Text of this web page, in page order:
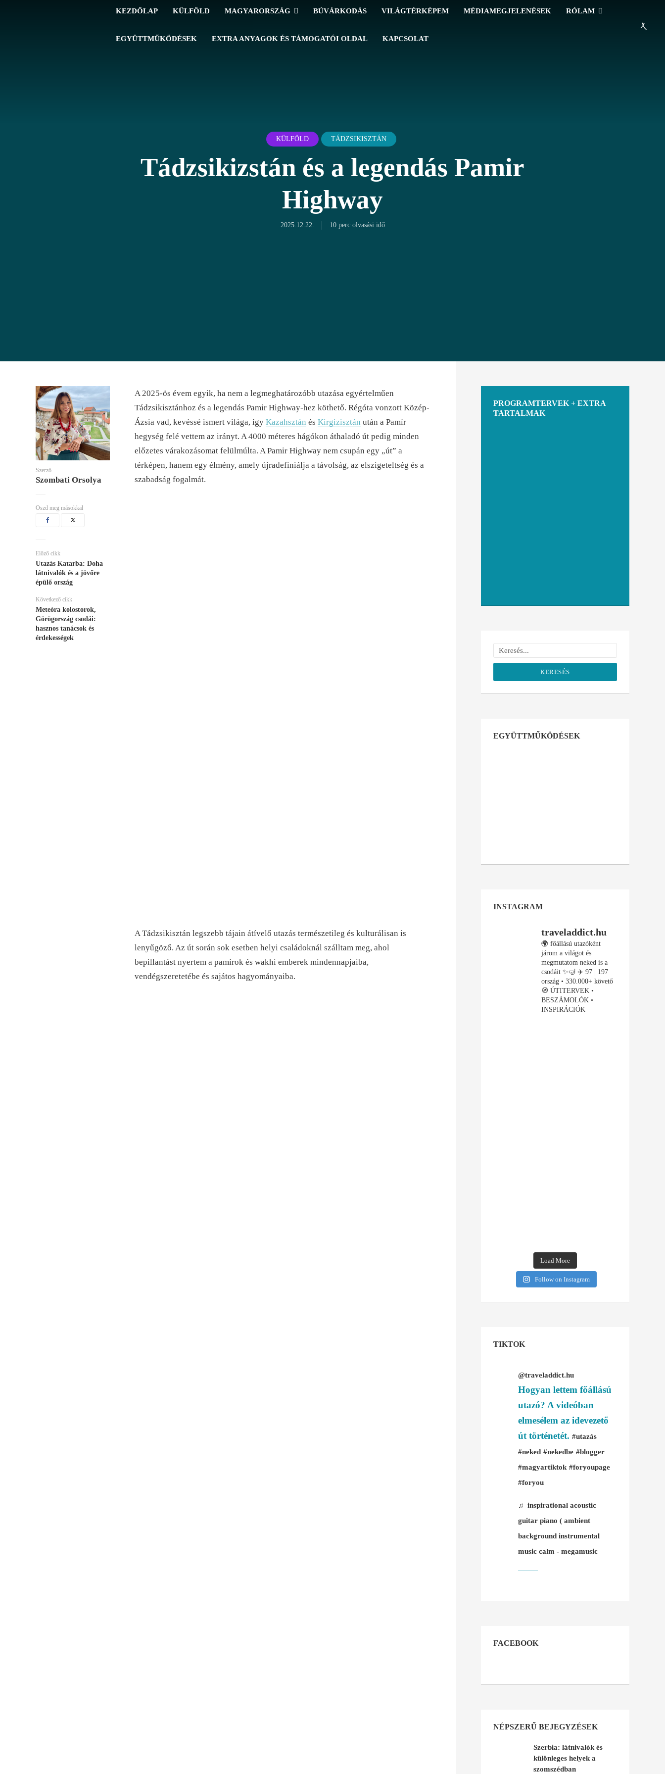
KEZDŐLAP KÜLFÖLD MAGYARORSZÁG BÚVÁRKODÁS VILÁGTÉRKÉPEM MÉDIAMEGJELENÉSEK RÓLAM
EGYÜTTMŰKÖDÉSEK EXTRA ANYAGOK ÉS TÁMOGATÓI OLDAL KAPCSOLAT
KÜLFÖLD TÁDZSIKISZTÁN
Tádzsikizstán és a legendás Pamir
Highway
2025.12.22. 10 perc olvasási idő
Szerző
Szombati Orsolya
Oszd meg másokkal
Előző cikk
Utazás Katarba: Doha
látnivalók és a jövőre
épülő ország
Következő cikk
Meteóra kolostorok,
Görögország csodái:
hasznos tanácsok és
érdekességek
A 2025-ös évem egyik, ha nem a legmeghatározóbb utazása egyértelműen
Tádzsikisztánhoz és a legendás Pamir Highway-hez köthető. Régóta vonzott Közép-
Ázsia vad, kevéssé ismert világa, így Kazahsztán és Kirgizisztán után a Pamír
hegység felé vettem az irányt. A 4000 méteres hágókon áthaladó út pedig minden
előzetes várakozásomat felülmúlta. A Pamir Highway nem csupán egy „út” a
térképen, hanem egy élmény, amely újradefiniálja a távolság, az elszigeteltség és a
szabadság fogalmát.
A Tádzsikisztán legszebb tájain átívelő utazás természetileg és kulturálisan is
lenyűgöző. Az út során sok esetben helyi családoknál szálltam meg, ahol
bepillantást nyertem a pamírok és wakhi emberek mindennapjaiba,
vendégszeretetébe és sajátos hagyományaiba.
PROGRAMTERVEK + EXTRA
TARTALMAK
KERESÉS
EGYÜTTMŰKÖDÉSEK
INSTAGRAM
traveladdict.hu
🌍 főállású utazóként
járom a világot és
megmutatom neked is a
csodáit ✨🤿 ✈️ 97 | 197
ország • 330.000+ követő
🧭 ÚTITERVEK •
BESZÁMOLÓK •
INSPIRÁCIÓK
Load More
Follow on Instagram
TIKTOK
@traveladdict.hu
Hogyan lettem főállású
utazó? A videóban
elmesélem az idevezető
út történetét. #utazás
#neked #nekedbe #blogger
#magyartiktok #foryoupage
#foryou
♬ inspirational acoustic
guitar piano ( ambient
background instrumental
music calm - megamusic
FACEBOOK
NÉPSZERŰ BEJEGYZÉSEK
Szerbia: látnivalók és
különleges helyek a
szomszédban